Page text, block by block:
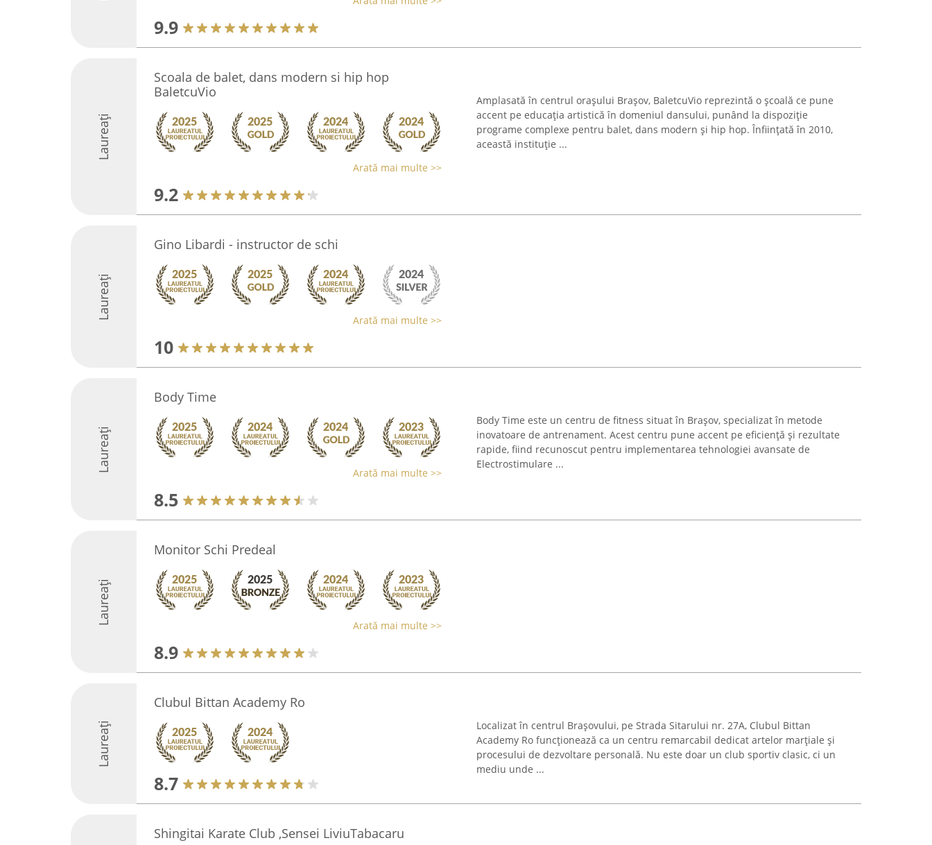
9.9
Laureați
Scoala de balet, dans modern si hip hop
BaletcuVio
Arată mai multe >>
9.2
Amplasată în centrul orașului Brașov, BaletcuVio reprezintă o școală ce pune
accent pe educația artistică în domeniul dansului, punând la dispoziție
programe complexe pentru balet, dans modern și hip hop. Înființată în 2010,
această instituție ...
Laureați
Gino Libardi - instructor de schi
Arată mai multe >>
10
Laureați
Body Time
Arată mai multe >>
8.5
Body Time este un centru de fitness situat în Brașov, specializat în metode
inovatoare de antrenament. Acest centru pune accent pe eficiență și rezultate
rapide, fiind recunoscut pentru implementarea tehnologiei avansate de
Electrostimulare ...
Laureați
Monitor Schi Predeal
Arată mai multe >>
8.9
Laureați
Clubul Bittan Academy Ro
8.7
Localizat în centrul Brașovului, pe Strada Sitarului nr. 27A, Clubul Bittan
Academy Ro funcționează ca un centru remarcabil dedicat artelor marțiale și
procesului de dezvoltare personală. Nu este doar un club sportiv clasic, ci un
mediu unde ...
Shingitai Karate Club ,Sensei LiviuTabacaru